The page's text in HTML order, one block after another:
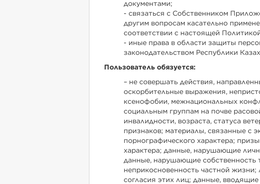
документами;
- связаться с Собственником
другим вопросам касательно
соответствии с настоящей
- иные права в области защиты
законодательством Республики
Пользователь обязуется:
– не совершать действия,
оскорбительные выражения,
ксенофобии, межнациональных
социальным группам на почве
инвалидности, возраста, статуса
признаков; материалы, связанные с
порнографического характера;
характера; данные, нарушающие
данные, нарушающие собственность
неприкосновенность частной
согласия этих лиц; данные,